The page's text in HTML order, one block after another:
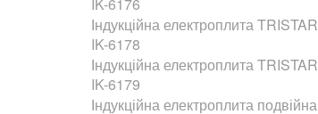
Індукційна електроплита TRISTAR
IK-6178
Індукційна електроплита TRISTAR
IK-6179
Індукційна електроплита подвійна